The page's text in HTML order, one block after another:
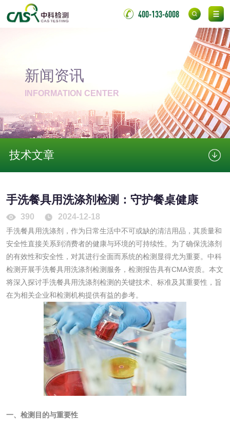
400-133-6008
新闻资讯
INFORMATION CENTER
技术文章
手洗餐具用洗涤剂检测：守护餐桌健康
390 2024-12-18
手洗餐具用洗涤剂，作为日常生活中不可或缺的清洁用品，其质量和
安全性直接关系到消费者的健康与环境的可持续性。为了确保洗涤剂
的有效性和安全性，对其进行全面而系统的检测显得尤为重要。中科
检测开展手洗餐具用洗涤剂检测服务，检测报告具有CMA资质。本文
将深入探讨手洗餐具用洗涤剂检测的关键技术、标准及其重要性，旨
在为相关企业和检测机构提供有益的参考。
一、检测目的与重要性
镀膜抗菌玻璃检测
消毒产品
防霉检测 霉菌污染分析
微生物检测
化妆品
化妆品毒理试验 化妆品毒理测试
化妆品眼刺激试验 化妆品皮肤刺激试
验
化妆品急性经口毒
性试验
化妆品皮肤变态反